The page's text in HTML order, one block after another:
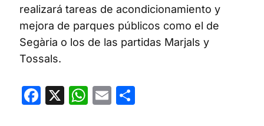
realizará tareas de acondicionamiento y
mejora de parques públicos como el de
Segària o los de las partidas Marjals y
Tossals.
Facebook
X WhatsApp
Email